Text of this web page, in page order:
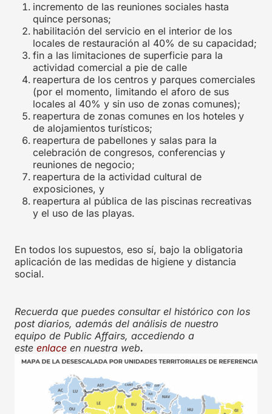
incremento de las reuniones sociales hasta
quince personas;
habilitación del servicio en el interior de los
locales de restauración al 40% de su capacidad;
fin a las limitaciones de superficie para la
actividad comercial a pie de calle
reapertura de los centros y parques comerciales
(por el momento, limitando el aforo de sus
locales al 40% y sin uso de zonas comunes);
reapertura de zonas comunes en los hoteles y
de alojamientos turísticos;
reapertura de pabellones y salas para la
celebración de congresos, conferencias y
reuniones de negocio;
reapertura de la actividad cultural de
exposiciones, y
reapertura al pública de las piscinas recreativas
y el uso de las playas.
En todos los supuestos, eso sí, bajo la obligatoria
aplicación de las medidas de higiene y distancia
social.
Recuerda que puedes consultar el histórico con los
post diarios, además del análisis de nuestro
equipo de Public Affairs, accediendo a
este enlace en nuestra web.